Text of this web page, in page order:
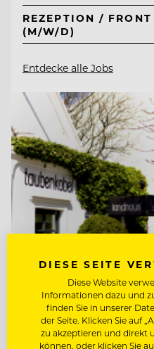
REZEPTION /
(M/W/D)
Entdecke alle Jobs
TOP ARBEITGEBER
Taubenkobel
DIESE SEITE
Diese Website
Informationen dazu und
finden Sie in unserer
der Seite. Klicken Sie auf
zu akzeptieren und direkt
können, oder klicken Sie